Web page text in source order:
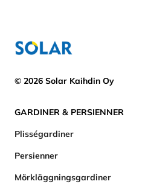
© 2026 Solar Kaihdin Oy
GARDINER & PERSIENNER
Plisségardiner
Persienner
Mörkläggningsgardiner